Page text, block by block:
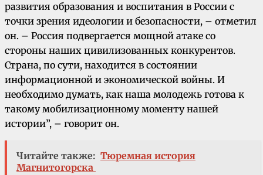
развития образования и воспитания в России с
точки зрения идеологии и безопасности, – отметил
он. – Россия подвергается мощной атаке со
стороны наших цивилизованных конкурентов.
Страна, по сути, находится в состоянии
информационной и экономической войны. И
необходимо думать, как наша молодежь готова к
такому мобилизационному моменту нашей
истории”, – говорит он.
Читайте также: Тюремная история
Магнитогорска